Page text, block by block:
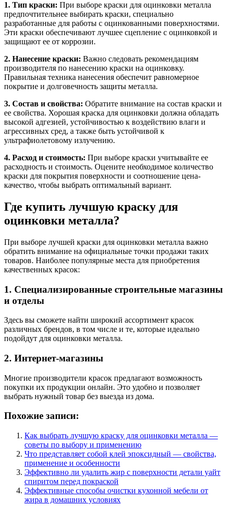
1. Тип краски: При выборе краски для оцинковки металла
предпочтительнее выбирать краски, специально
разработанные для работы с оцинкованными поверхностями.
Эти краски обеспечивают лучшее сцепление с оцинковкой и
защищают ее от коррозии.
2. Нанесение краски: Важно следовать рекомендациям
производителя по нанесению краски на оцинковку.
Правильная техника нанесения обеспечит равномерное
покрытие и долговечность защиты металла.
3. Состав и свойства: Обратите внимание на состав краски и
ее свойства. Хорошая краска для оцинковки должна обладать
высокой адгезией, устойчивостью к воздействию влаги и
агрессивных сред, а также быть устойчивой к
ультрафиолетовому излучению.
4. Расход и стоимость: При выборе краски учитывайте ее
расходность и стоимость. Оцените необходимое количество
краски для покрытия поверхности и соотношение цена-
качество, чтобы выбрать оптимальный вариант.
Где купить лучшую краску для
оцинковки металла?
При выборе лучшей краски для оцинковки металла важно
обратить внимание на официальные точки продажи таких
товаров. Наиболее популярные места для приобретения
качественных красок:
1. Специализированные строительные магазины
и отделы
Здесь вы сможете найти широкий ассортимент красок
различных брендов, в том числе и те, которые идеально
подойдут для оцинковки металла.
2. Интернет-магазины
Многие производители красок предлагают возможность
покупки их продукции онлайн. Это удобно и позволяет
выбрать нужный товар без выезда из дома.
Похожие записи:
Как выбрать лучшую краску для оцинковки металла —
советы по выбору и применению
Что представляет собой клей эпоксидный — свойства,
применение и особенности
Эффективно ли удалить жир с поверхности детали уайт
спиритом перед покраской
Эффективные способы очистки кухонной мебели от
жира в домашних условиях